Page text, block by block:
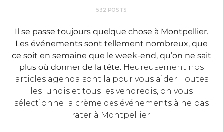
532 POSTS
Il se passe toujours quelque chose à Montpellier.
Les événements sont tellement nombreux, que
ce soit en semaine que le week-end, qu’on ne sait
plus où donner de la tête. Heureusement nos
articles agenda sont la pour vous aider. Toutes
les lundis et tous les vendredis, on vous
sélectionne la crème des événements à ne pas
rater à Montpellier.